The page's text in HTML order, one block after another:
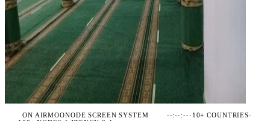
ON AIRMOONODE SCREEN SYSTEM --:--:--· 10+ COUNTRIES·